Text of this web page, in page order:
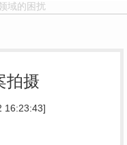
域的困扰
拍摄
16:23:43]